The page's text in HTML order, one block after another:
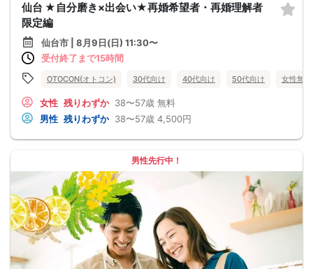
仙台 ★自分磨き×出会い★再婚希望者・再婚理解者
限定編
仙台市 | 8月9日(日) 11:30〜
受付終了まで15時間
OTOCON(オトコン) 30代向け 40代向け 50代向け 女性無料
女性 残りわずか 38〜57歳 無料
男性 残りわずか 38〜57歳 4,500円
男性先行中！